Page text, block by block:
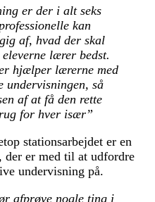
er der i alt seks
kan
af, hvad der skal
lærer bedst.
hjælper lærerne med
undervisningen, så
af at få den rette
for hver især”
stationsarbejdet er en
der er med til at udfordre
undervisning på.
afprøve nogle ting i